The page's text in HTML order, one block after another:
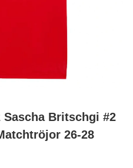
Sascha Britschgi #2
26-28